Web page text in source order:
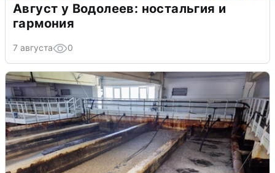
Август у Водолеев: ностальгия и
гармония
7 августа 0